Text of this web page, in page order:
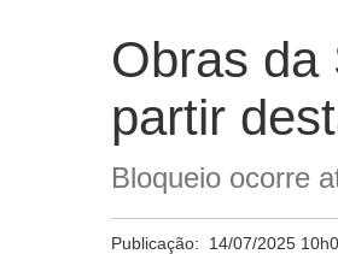
Obras da
partir
Bloqueio ocorre
Publicação: 14/07/2025